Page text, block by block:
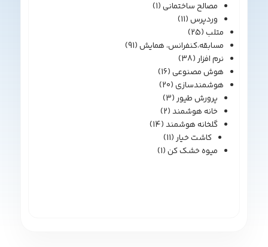
مصالح ساختمانی(1)
وردپرس(11)
متلب(25)
مسابقه،کنفرانس، همایش(91)
نرم افزار(38)
هوش مصنوعی(16)
هوشمندسازی(20)
پرورش طیور(3)
خانه هوشمند(2)
گلخانه هوشمند(14)
کاشت خیار(11)
میوه خشک کن(1)